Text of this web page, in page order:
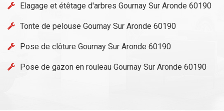
Elagage et étêtage d'arbres Gournay Sur Aronde 60190
Tonte de pelouse Gournay Sur Aronde 60190
Pose de clôture Gournay Sur Aronde 60190
Pose de gazon en rouleau Gournay Sur Aronde 60190